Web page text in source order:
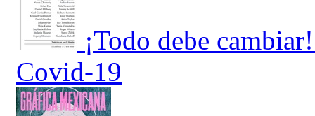
¡Todo debe
Covid-19